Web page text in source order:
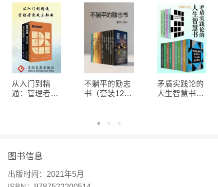
沟通》2009年与中国读者初次见面，十多年间，当
我们不断了解和近非暴力沟通的时候，我们惊喜地发
现，非暴力沟通宝贵的精髓，就是将我们的注意力聚
焦于观察、感受、需要、请求这四要素，从而使我们
与生命源泉紧紧相连。这正像马歇尔博士在他写的歌
所以在设计修订版《非暴力沟通》的封面时，我们获
黄衬托黑白红相间的燕子，燕子运用近景画面，风景
运用远景画面，想创造视角仿佛紧贴着燕子的俯视的
从入门到精
通：管理者实
不躺平的励志
书（套装12
矛盾实践论的
人生智慧书
图书信息
出版时间： 2021年5月